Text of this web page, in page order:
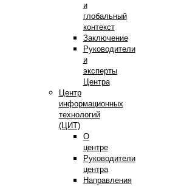
и
глобальный
контекст
Заключение
Руководители
и
эксперты
Центра
Центр
информационных
технологий
(ЦИТ)
О
центре
Руководители
центра
Направления